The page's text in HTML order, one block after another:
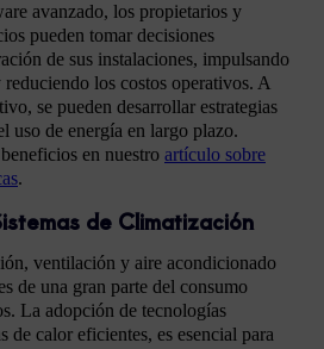
avanzado, los propietarios y
pueden tomar decisiones
de sus instalaciones, impulsando
los costos operativos. A
se pueden desarrollar estrategias
uso de energía en largo plazo.
en nuestro artículo sobre
.
de Climatización
ventilación y aire acondicionado
de una gran parte del consumo
La adopción de tecnologías
de calor eficientes, es esencial para